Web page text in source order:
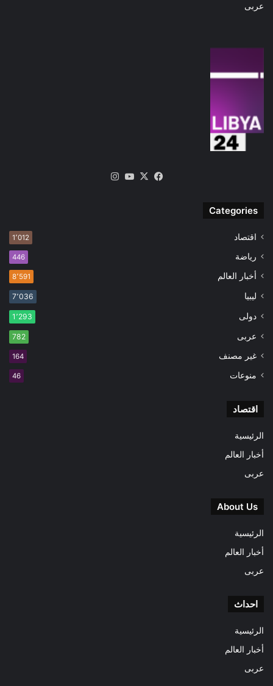
عربى
فيسبوك
‫X
‫YouTube
Categories
اقتصاد 1٬012
رياضة 446
أخبار العالم 8٬591
ليبيا 7٬036
دولى 1٬293
عربى 782
غير مصنف 164
منوعات 46
اقتصاد
الرئيسية
أخبار العالم
عربى
About Us
الرئيسية
أخبار العالم
عربى
احداث
الرئيسية
أخبار العالم
عربى